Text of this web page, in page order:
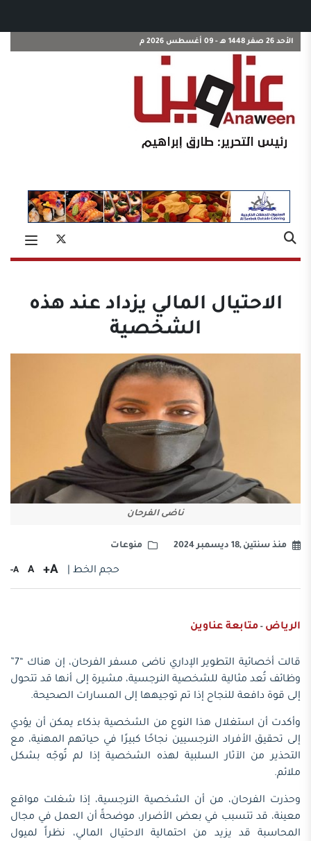
الأحد 26 صفر 1448 هـ - 09 أغسطس 2026 م
الاحتيال المالي يزداد عند هذه
الشخصية
ناضى الفرحان
منذ سنتين ,18 ديسمبر 2024 منوعات
حجم الخط | A+
A
A-
الرياض - متابعة عناوين
قالت أخصائية التطوير الإداري ناضى مسفر الفرحان، إن هناك “7”
وظائف تُعد مثالية للشخصية النرجسية، مشيرة إلى أنها قد تتحول
إلى قوة دافعة للنجاح إذا تم توجيهها إلى المسارات الصحيحة.
وأكدت أن استغلال هذا النوع من الشخصية بذكاء يمكن أن يؤدي
إلى تحقيق الأفراد النرجسيين نجاحًا كبيرًا في حياتهم المهنية، مع
التحذير من الآثار السلبية لهذه الشخصية إذا لم تُوجّه بشكل
ملائم.
وحذرت الفرحان، من أن الشخصية النرجسية، إذا شغلت مواقع
معينة، قد تتسبب في بعض الأضرار، موضحةً أن العمل في مجال
المحاسبة قد يزيد من احتمالية الاحتيال المالي، نظراً لميول